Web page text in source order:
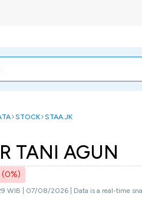
STOCK STAA.JK
TANI AGUN
WIB | 07/08/2026 | Data is a real-time